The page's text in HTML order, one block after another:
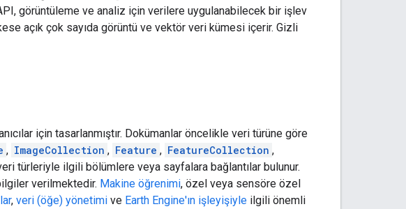
API, görüntüleme ve analiz için verilere uygulanabilecek bir işlev
açık çok sayıda görüntü ve vektör veri kümesi içerir. Gizli
için tasarlanmıştır. Dokümanlar öncelikle veri türüne göre
, ImageCollection , Feature , FeatureCollection ,
türleriyle ilgili bölümlere veya sayfalara bağlantılar bulunur.
verilmektedir. Makine öğrenimi, özel veya sensöre özel
, veri (öğe) yönetimi ve Earth Engine'ın işleyişiyle ilgili önemli